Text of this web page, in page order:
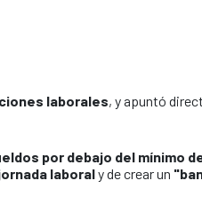
laborales, y apuntó
por debajo del mínimo
laboraly de crear un